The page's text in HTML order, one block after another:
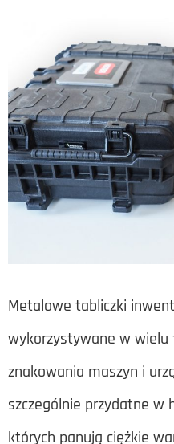
Metalowe tabliczki
wykorzystywane w wielu
znakowania maszyn i
szczególnie przydatne w
których panują ciężkie